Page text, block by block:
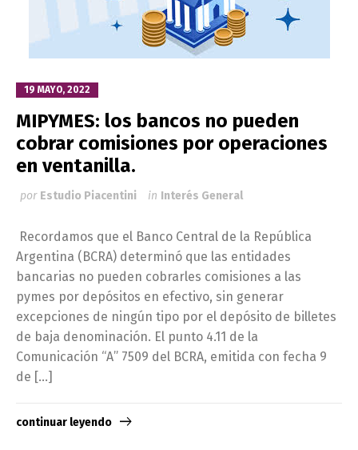
19 MAYO, 2022
MIPYMES: los bancos no pueden
cobrar comisiones por operaciones
en ventanilla.
por Estudio Piacentini in Interés General
Recordamos que el Banco Central de la República
Argentina (BCRA) determinó que las entidades
bancarias no pueden cobrarles comisiones a las
pymes por depósitos en efectivo, sin generar
excepciones de ningún tipo por el depósito de billetes
de baja denominación. El punto 4.11 de la
Comunicación “A” 7509 del BCRA, emitida con fecha 9
de […]
continuar leyendo